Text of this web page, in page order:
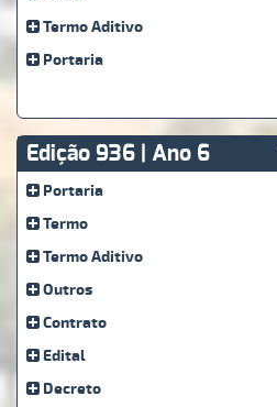
Termo Aditivo
Portaria
Edição 936 | Ano 6
Portaria
Termo
Termo Aditivo
Outros
Contrato
Edital
Decreto